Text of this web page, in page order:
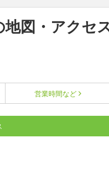
図・アクセ
営業時間など